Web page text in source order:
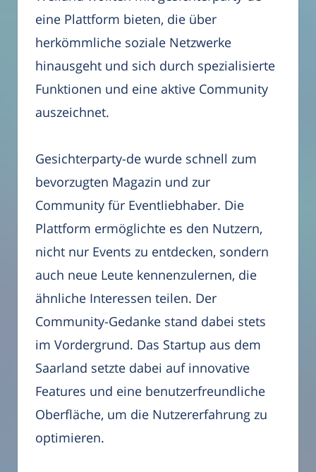
eine Plattform bieten, die über
herkömmliche soziale Netzwerke
hinausgeht und sich durch spezialisierte
Funktionen und eine aktive Community
auszeichnet.
Gesichterparty-de wurde schnell zum
bevorzugten Magazin und zur
Community für Eventliebhaber. Die
Plattform ermöglichte es den Nutzern,
nicht nur Events zu entdecken, sondern
auch neue Leute kennenzulernen, die
ähnliche Interessen teilen. Der
Community-Gedanke stand dabei stets
im Vordergrund. Das Startup aus dem
Saarland setzte dabei auf innovative
Features und eine benutzerfreundliche
Oberfläche, um die Nutzererfahrung zu
optimieren.